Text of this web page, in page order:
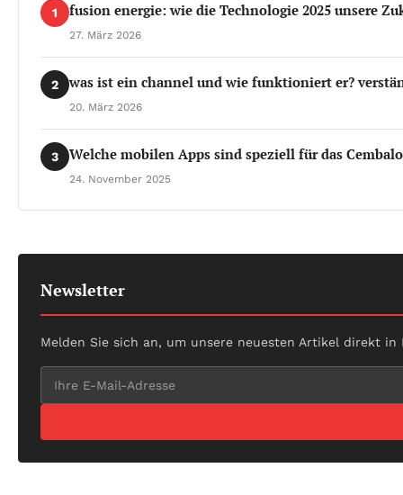
1 fusion energie: wie die Technologie 2025 unsere
27. März 2026
2 was ist ein channel und wie funktioniert er?
20. März 2026
3 Welche mobilen Apps sind speziell für das
24. November 2025
Newsletter
Melden Sie sich an, um unsere neuesten Artikel direkt